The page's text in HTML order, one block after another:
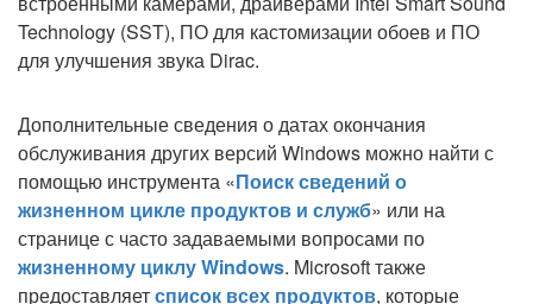
Technology (SST), ПО для кастомизации обоев и ПО
для улучшения звука Dirac.
Дополнительные сведения о датах окончания
обслуживания других версий Windows можно найти с
помощью инструмента «Поиск сведений о
жизненном цикле продуктов и служб» или на
странице с часто задаваемыми вопросами по
жизненному циклу Windows. Microsoft также
предоставляетсписок всех продуктов, которые